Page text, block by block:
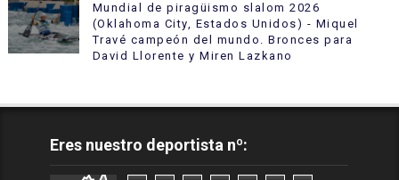
Mundial de piragüismo slalom 2026
(Oklahoma City, Estados Unidos) - Miquel
Travé campeón del mundo. Bronces para
David Llorente y Miren Lazkano
Eres nuestro deportista nº: